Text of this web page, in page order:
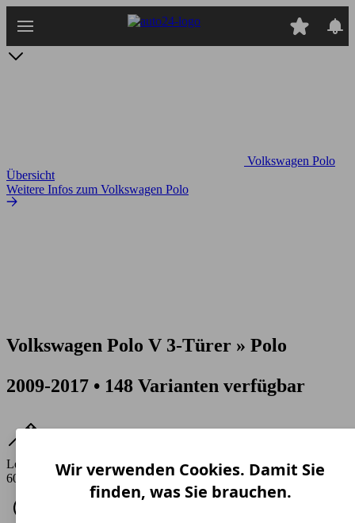
Hauptinhalt
Volkswagen Polo
Übersicht
Weitere Infos zum Volkswagen Polo
Volkswagen Polo V 3-Türer » Polo
2009-2017 • 148 Varianten verfügbar
Leistung
60 - 220 PSWir verwenden Cookies. Damit Sie
finden, was Sie brauchen.